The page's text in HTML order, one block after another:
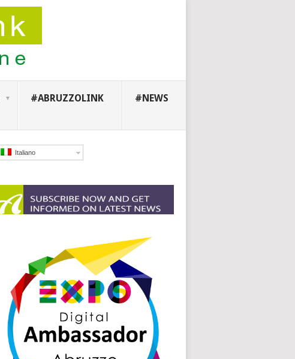
#ABRUZZOLINK #NEWS
Italiano